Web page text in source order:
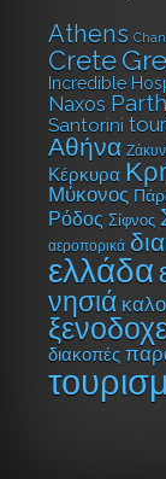
Athens
Crete
Incredible
Naxos
Santorini
Αθήνα
Κέρκυρα
Μύκονος
Ρόδος Σίφνος
αεροπορικά
ελλάδα
νησιά
διακοπές